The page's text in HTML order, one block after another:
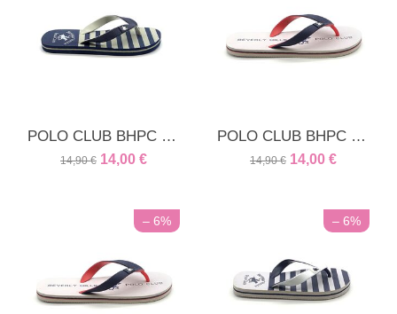
POLO CLUB BHPC unisex παιδική παντόφλα μπλε ρίγα
14,90 € 14,00 €
POLO CLUB BHPC unisex παντόφλα λευκή
14,90 € 14,00 €
– 6% – 6%